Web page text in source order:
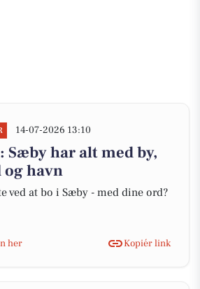
14-07-2026 13:10
Sæby har alt med by,
og havn
ved at bo i Sæby - med dine ord?
her
Kopiér link